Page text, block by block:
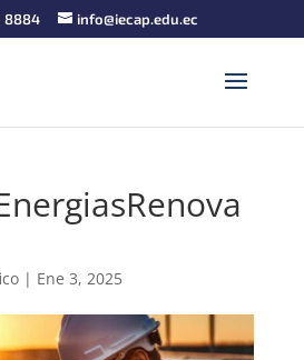
8884 info@iecap.edu.ec
| Ene 3, 2025